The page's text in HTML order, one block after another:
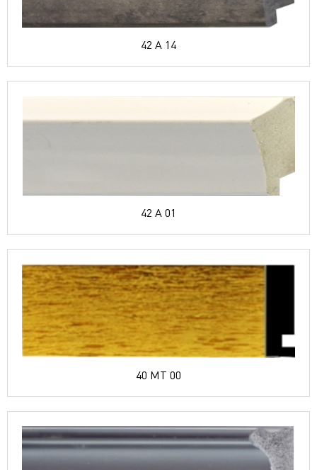
42 A 14
42 A 01
40 MT 00